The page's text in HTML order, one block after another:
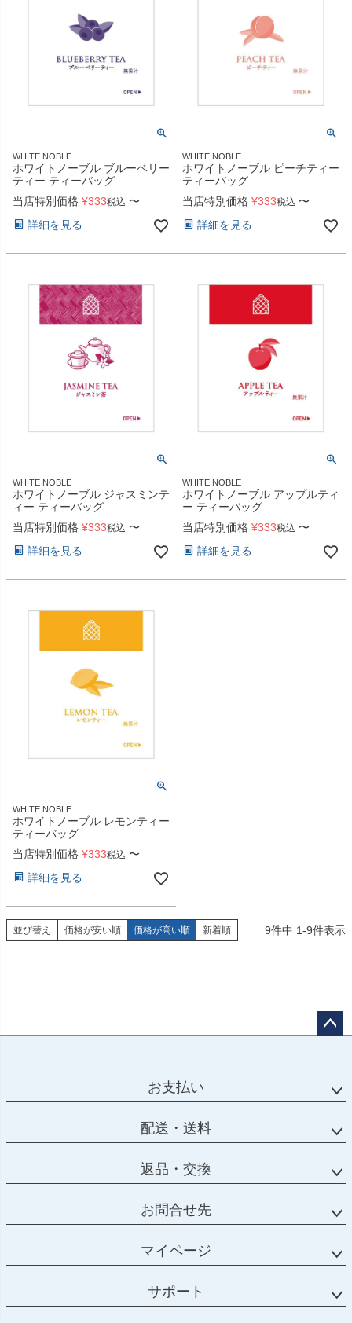
WHITE NOBLE
ホワイトノーブル ブルーベリー
ティー ティーバッグ
当店特別価格 ¥333税込 〜
詳細を見る
WHITE NOBLE
ホワイトノーブル ピーチティー
ティーバッグ
当店特別価格 ¥333税込 〜
詳細を見る
WHITE NOBLE
ホワイトノーブル ジャスミンテ
ィー ティーバッグ
当店特別価格 ¥333税込 〜
詳細を見る
WHITE NOBLE
ホワイトノーブル アップルティ
ー ティーバッグ
当店特別価格 ¥333税込 〜
詳細を見る
WHITE NOBLE
ホワイトノーブル レモンティー
ティーバッグ
当店特別価格 ¥333税込 〜
詳細を見る
並び替え 価格が安い順 価格が高い順 新着順 9件中 1-9件表示
お支払い
配送・送料
返品・交換
お問合せ先
マイページ
サポート